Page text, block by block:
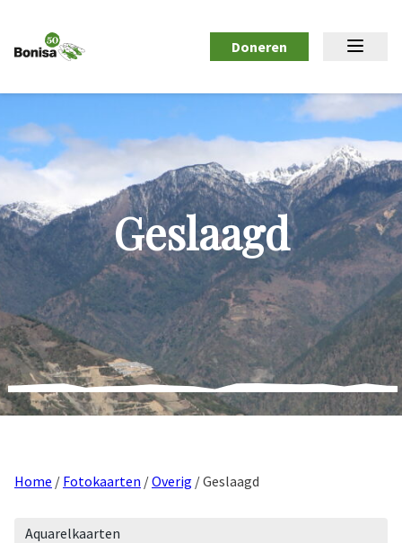
Doneren
Geslaagd
Home / Fotokaarten /Overig / Geslaagd
Aquarelkaarten